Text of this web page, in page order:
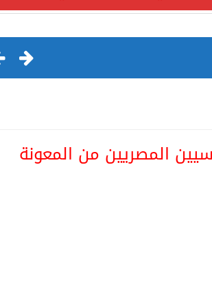
الثالث عشر الهجري
المصريين من المعونة